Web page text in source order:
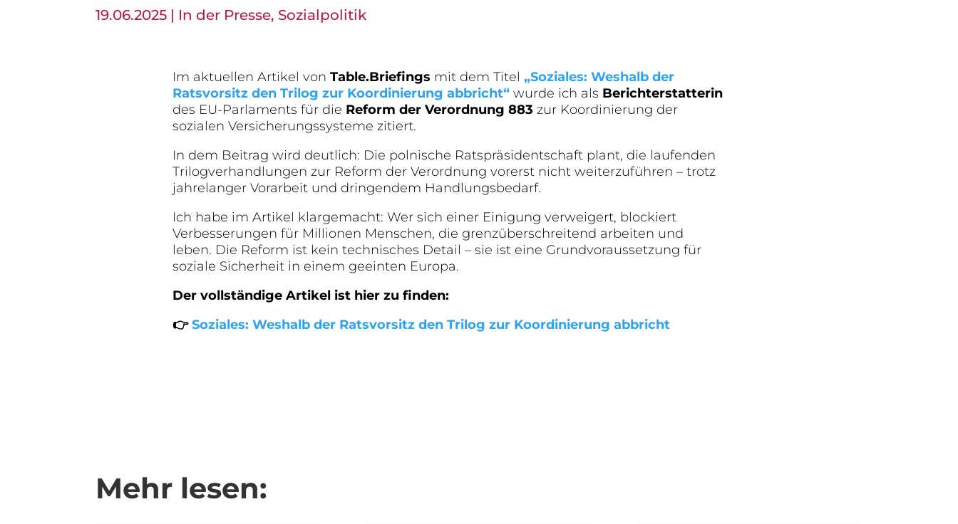
19.06.2025 | In der Presse, Sozialpolitik
Im aktuellen Artikel von Table.Briefings mit dem Titel „Soziales: Weshalb der
Ratsvorsitz den Trilog zur Koordinierung abbricht“ wurde ich als Berichterstatterin
des EU-Parlaments für die Reform der Verordnung 883 zur Koordinierung der
sozialen Versicherungssysteme zitiert.
In dem Beitrag wird deutlich: Die polnische Ratspräsidentschaft plant, die laufenden
Trilogverhandlungen zur Reform der Verordnung vorerst nicht weiterzuführen – trotz
jahrelanger Vorarbeit und dringendem Handlungsbedarf.
Ich habe im Artikel klargemacht: Wer sich einer Einigung verweigert, blockiert
Verbesserungen für Millionen Menschen, die grenzüberschreitend arbeiten und
leben. Die Reform ist kein technisches Detail – sie ist eine Grundvoraussetzung für
soziale Sicherheit in einem geeinten Europa.
Der vollständige Artikel ist hier zu finden:
👉Soziales: Weshalb der Ratsvorsitz den Trilog zur Koordinierung abbricht
Mehr lesen: